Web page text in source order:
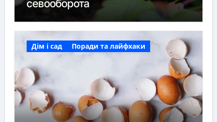
севооборота
Дім і сад Поради та лайфхаки